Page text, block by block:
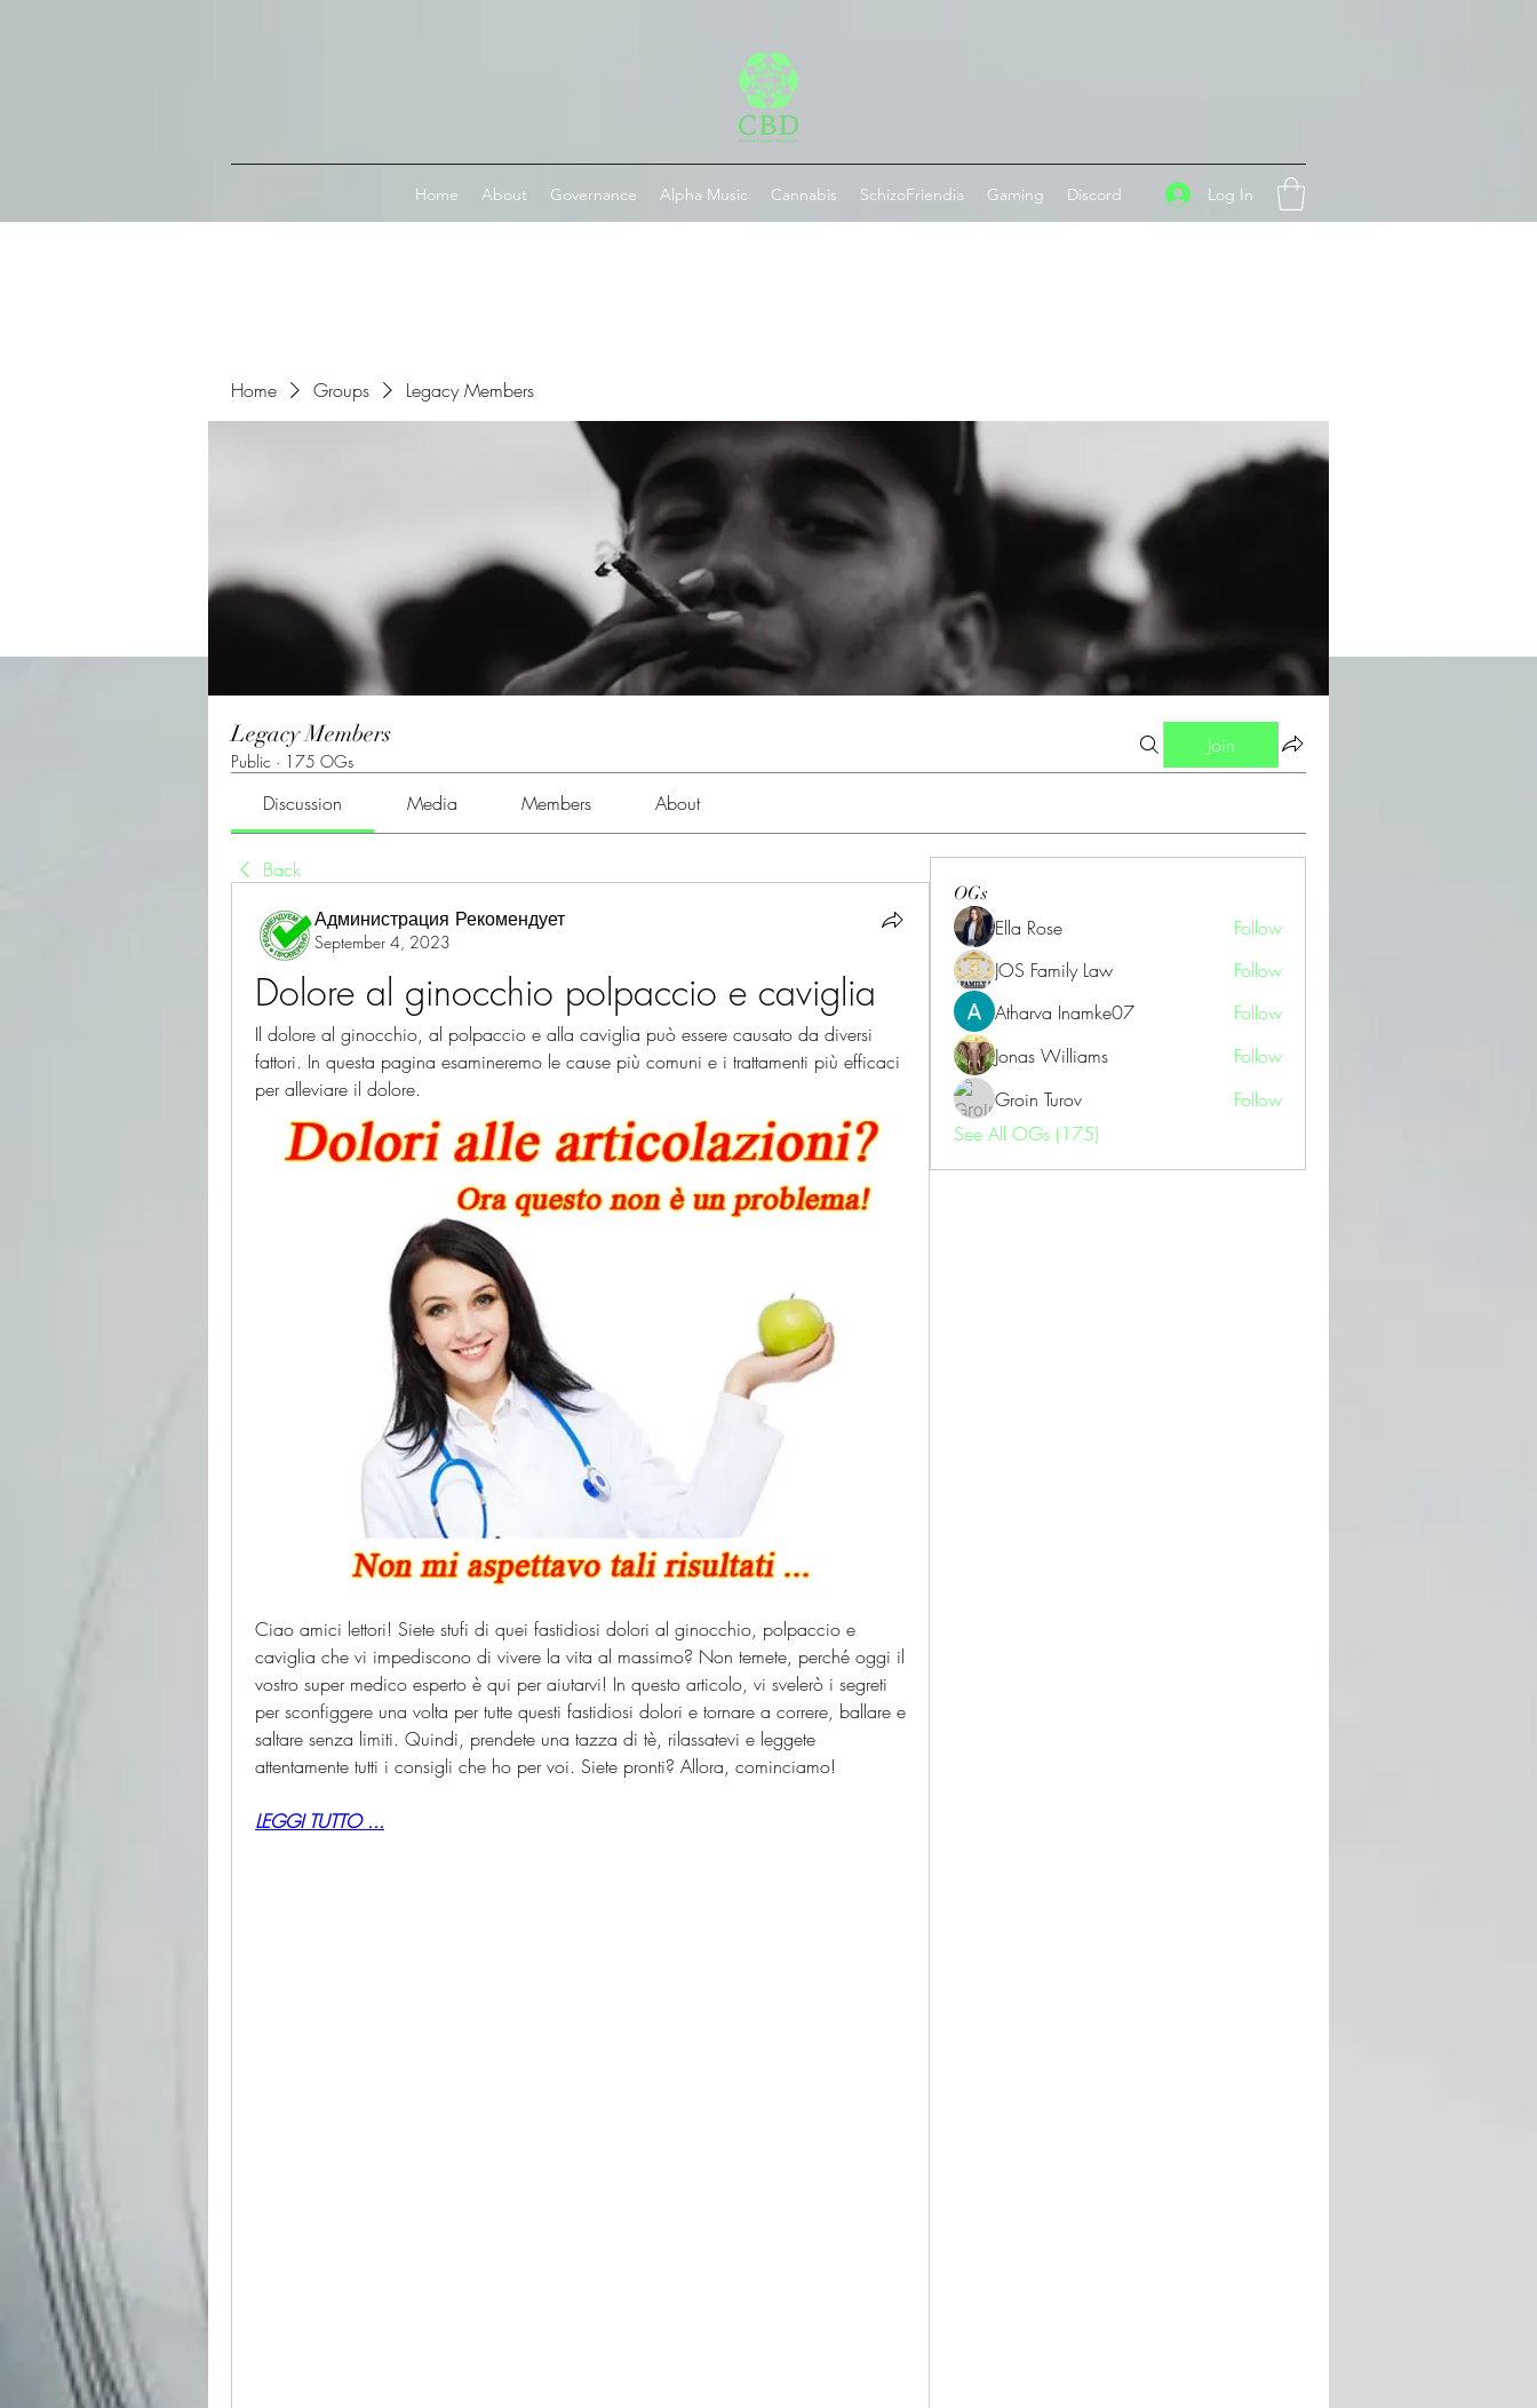
Home About Governance Alpha Music Cannabis SchizoFriendia Gaming Discord Log In
Home Groups Legacy Members
Legacy Members
Public · 175 OGs
Join
Discussion Media Members About
Back
Администрация Рекомендует
September 4, 2023
Dolore al ginocchio polpaccio e caviglia
Il dolore al ginocchio, al polpaccio e alla caviglia può essere causato da diversi
fattori. In questa pagina esamineremo le cause più comuni e i trattamenti più efficaci
per alleviare il dolore.
Ciao amici lettori! Siete stufi di quei fastidiosi dolori al ginocchio, polpaccio e
caviglia che vi impediscono di vivere la vita al massimo? Non temete, perché oggi il
vostro super medico esperto è qui per aiutarvi! In questo articolo, vi svelerò i segreti
per sconfiggere una volta per tutte questi fastidiosi dolori e tornare a correre, ballare e
saltare senza limiti. Quindi, prendete una tazza di tè, rilassatevi e leggete
attentamente tutti i consigli che ho per voi. Siete pronti? Allora, cominciamo!
LEGGI TUTTO ...
OGs
Ella Rose
Follow
JOS Family Law
Follow
Atharva Inamke07
Follow
Jonas Williams
Follow
Groin Turov
Follow
See All OGs (175)